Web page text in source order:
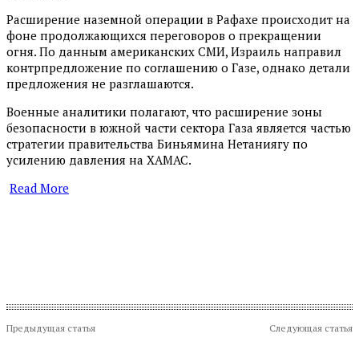
Расширение наземной операции в Рафахе происходит на
фоне продолжающихся переговоров о прекращении
огня. По данным американских СМИ, Израиль направил
контрпредложение по соглашению о Газе, однако детали
предложения не разглашаются.
Военные аналитики полагают, что расширение зоны
безопасности в южной части сектора Газа является частью
стратегии правительства Биньямина Нетаниягу по
усилению давления на ХАМАС.
Read More
Предыдущая статья Следующая статья